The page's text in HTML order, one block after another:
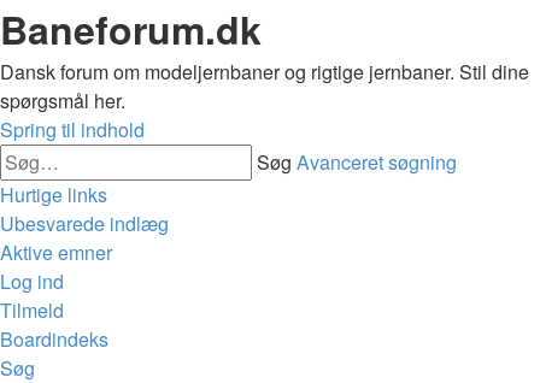
Baneforum.dk
Dansk forum om modeljernbaner og rigtige jernbaner. Stil dine
spørgsmål her.
Spring til indhold
Søg Avanceret søgning
Hurtige links
Ubesvarede indlæg
Aktive emner
Log ind
Tilmeld
Boardindeks
Søg